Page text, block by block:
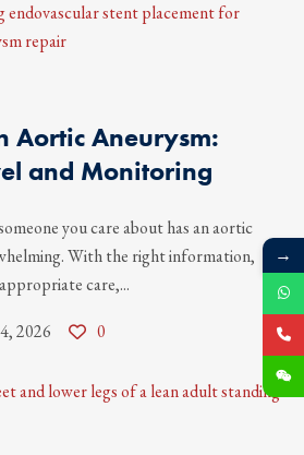
Aortic Aneurysm:
and Monitoring
you care about has an aortic
With the right information,
care,...
2026 0
→